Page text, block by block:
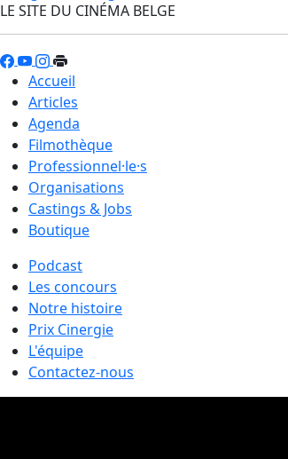
LE SITE DU CINÉMA BELGE
Accueil
Articles
Agenda
Filmothèque
Professionnel·le·s
Organisations
Castings & Jobs
Boutique
Podcast
Les concours
Notre histoire
Prix Cinergie
L'équipe
Contactez-nous